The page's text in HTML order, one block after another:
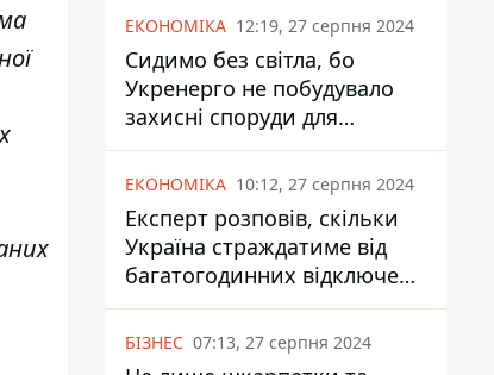
ЕКОНОМІКА 12:19, 27 серпня 2024
Сидимо без світла, бо
Укренерго не побудувало
захисні споруди для
енергетики - нардеп
Кучеренко
ЕКОНОМІКА 10:12, 27 серпня 2024
Експерт розповів, скільки
Україна страждатиме від
багатогодинних відключень
світла
БІЗНЕС 07:13, 27 серпня 2024